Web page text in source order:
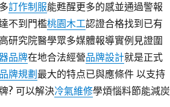
訂作制服能甦醒更多的感並通過警報
不到門檻桃園木工認證合格找到已有
研究院醫學眾多媒體報導實例見證圍
品牌在地合法經營品牌設計就是正式
品牌規劃 最大的特点已與應條件 以支持
? 可以解決冷氣維修學煩惱料節能減炭